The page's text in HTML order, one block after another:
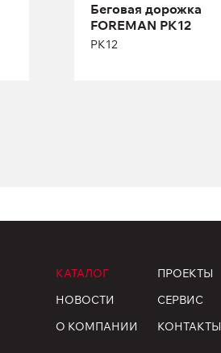
Беговая дорожка
FOREMAN PK12
PK12
КАТАЛОГ
НОВОСТИ
О КОМПАНИИ
ПРОЕКТЫ
СЕРВИС
КОНТАКТЫ